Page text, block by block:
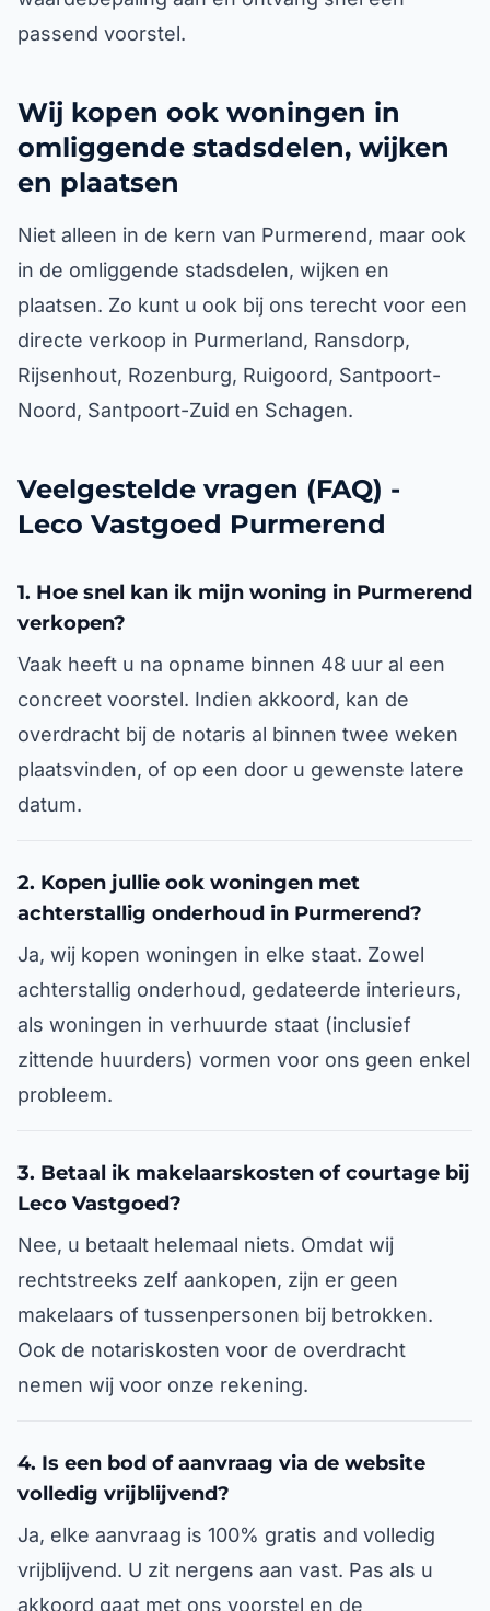
passend voorstel.
Wij kopen ook woningen in
omliggende stadsdelen, wijken
en plaatsen
Niet alleen in de kern van Purmerend, maar ook
in de omliggende stadsdelen, wijken en
plaatsen. Zo kunt u ook bij ons terecht voor een
directe verkoop in Purmerland, Ransdorp,
Rijsenhout, Rozenburg, Ruigoord, Santpoort-
Noord, Santpoort-Zuid en Schagen.
Veelgestelde vragen (FAQ) -
Leco Vastgoed Purmerend
1. Hoe snel kan ik mijn woning in Purmerend
verkopen?
Vaak heeft u na opname binnen 48 uur al een
concreet voorstel. Indien akkoord, kan de
overdracht bij de notaris al binnen twee weken
plaatsvinden, of op een door u gewenste latere
datum.
2. Kopen jullie ook woningen met
achterstallig onderhoud in Purmerend?
Ja, wij kopen woningen in elke staat. Zowel
achterstallig onderhoud, gedateerde interieurs,
als woningen in verhuurde staat (inclusief
zittende huurders) vormen voor ons geen enkel
probleem.
3. Betaal ik makelaarskosten of courtage bij
Leco Vastgoed?
Nee, u betaalt helemaal niets. Omdat wij
rechtstreeks zelf aankopen, zijn er geen
makelaars of tussenpersonen bij betrokken.
Ook de notariskosten voor de overdracht
nemen wij voor onze rekening.
4. Is een bod of aanvraag via de website
volledig vrijblijvend?
Ja, elke aanvraag is 100% gratis and volledig
vrijblijvend. U zit nergens aan vast. Pas als u
akkoord gaat met ons voorstel en de